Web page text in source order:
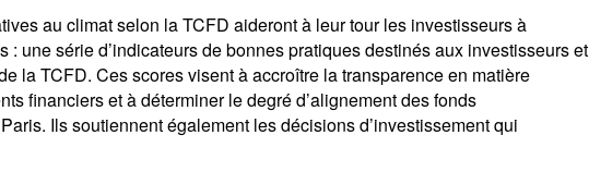
au climat selon la TCFD aideront à leur tour les investisseurs à
: une série d’indicateurs de bonnes pratiques destinés aux investisseurs et
la TCFD. Ces scores visent à accroître la transparence en matière
financiers et à déterminer le degré d’alignement des fonds
Ils soutiennent également les décisions d’investissement qui